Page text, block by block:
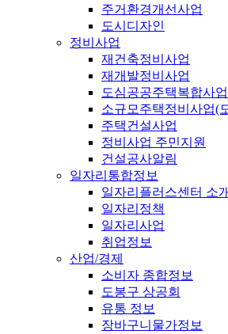
주거환경개선사업
도시디자인
정비사업
재건축정비사업
재개발정비사업
도심공공주택복합사업
소규모주택정비사업(
주택건설사업
정비사업 주민지원
건설공사알림
일자리통합정보
일자리플러스센터 소개
일자리정책
일자리사업
취업정보
산업/경제
소비자 종합정보
도봉구 상공회
유통 정보
장바구니물가정보